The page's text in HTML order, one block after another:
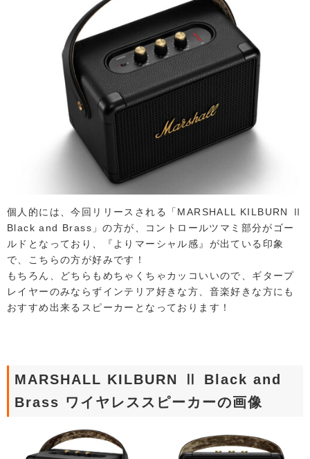
個人的には、今回リリースされる「MARSHALL KILBURN Ⅱ
Black and Brass」の方が、コントロールツマミ部分がゴー
ルドとなっており、『よりマーシャル感』が出ている印象
で、こちらの方が好みです！
もちろん、どちらもめちゃくちゃカッコいいので、ギタープ
レイヤーのみならずインテリア好きな方、音楽好きな方にも
おすすめ出来るスピーカーとなっております！
MARSHALL KILBURN Ⅱ Black and
Brass ワイヤレススピーカーの画像